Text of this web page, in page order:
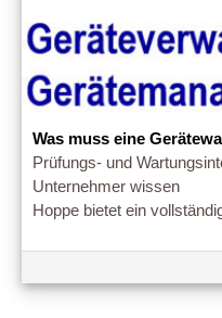
Was muss eine
Prüfungs- und
Unternehmer wissen
Hoppe bietet ein